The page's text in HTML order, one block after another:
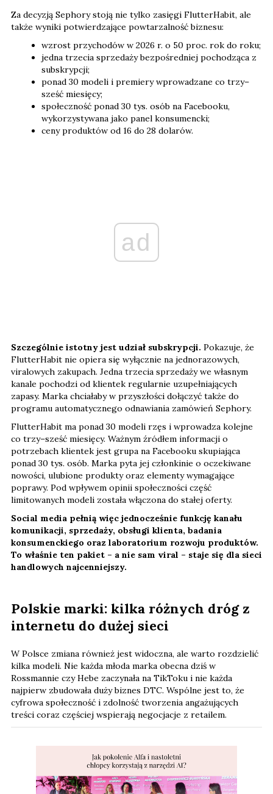
Za decyzją Sephory stoją nie tylko zasięgi FlutterHabit, ale
także wyniki potwierdzające powtarzalność biznesu:
wzrost przychodów w 2026 r. o 50 proc. rok do roku;
jedna trzecia sprzedaży bezpośredniej pochodząca z
subskrypcji;
ponad 30 modeli i premiery wprowadzane co trzy–
sześć miesięcy;
społeczność ponad 30 tys. osób na Facebooku,
wykorzystywana jako panel konsumencki;
ceny produktów od 16 do 28 dolarów.
ad
Szczególnie istotny jest udział subskrypcji. Pokazuje, że
FlutterHabit nie opiera się wyłącznie na jednorazowych,
viralowych zakupach. Jedna trzecia sprzedaży we własnym
kanale pochodzi od klientek regularnie uzupełniających
zapasy. Marka chciałaby w przyszłości dołączyć także do
programu automatycznego odnawiania zamówień Sephory.
FlutterHabit ma ponad 30 modeli rzęs i wprowadza kolejne
co trzy–sześć miesięcy. Ważnym źródłem informacji o
potrzebach klientek jest grupa na Facebooku skupiająca
ponad 30 tys. osób. Marka pyta jej członkinie o oczekiwane
nowości, ulubione produkty oraz elementy wymagające
poprawy. Pod wpływem opinii społeczności część
limitowanych modeli została włączona do stałej oferty.
Social media pełnią więc jednocześnie funkcję kanału
komunikacji, sprzedaży, obsługi klienta, badania
konsumenckiego oraz laboratorium rozwoju produktów.
To właśnie ten pakiet – a nie sam viral – staje się dla sieci
handlowych najcenniejszy.
Polskie marki: kilka różnych dróg z
internetu do dużej sieci
W Polsce zmiana również jest widoczna, ale warto rozdzielić
kilka modeli. Nie każda młoda marka obecna dziś w
Rossmannie czy Hebe zaczynała na TikToku i nie każda
najpierw zbudowała duży biznes DTC. Wspólne jest to, że
cyfrowa społeczność i zdolność tworzenia angażujących
treści coraz częściej wspierają negocjacje z retailem.